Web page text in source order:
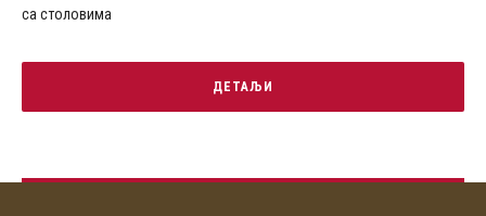
са столовима
ДЕТАЉИ